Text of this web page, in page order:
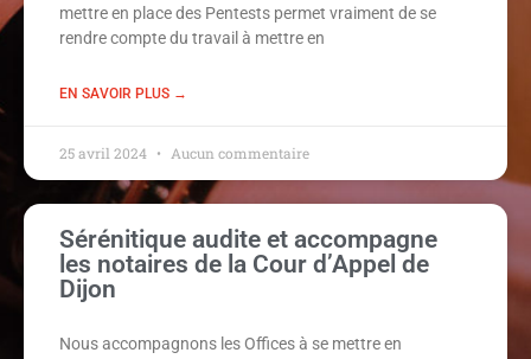
mettre en place des Pentests permet vraiment de se
rendre compte du travail à mettre en
EN SAVOIR PLUS →
25 avril 2024 Aucun commentaire
Sérénitique audite et accompagne
les notaires de la Cour d’Appel de
Dijon
Nous accompagnons les Offices à se mettre en